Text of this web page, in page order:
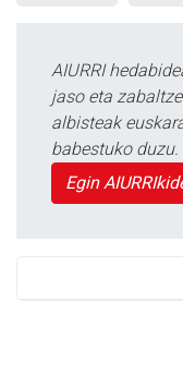
AIURRI
jaso eta
albisteak
babestuko duzu.
Egin